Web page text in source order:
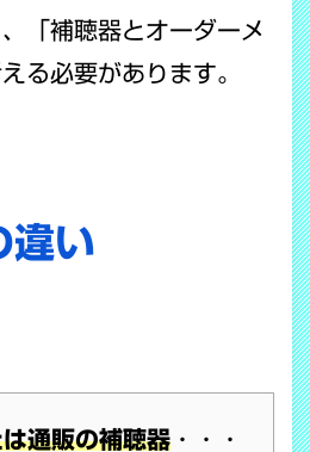
「補聴器とオーダーメ
る必要があります。
違い
通販の補聴器 ・・・